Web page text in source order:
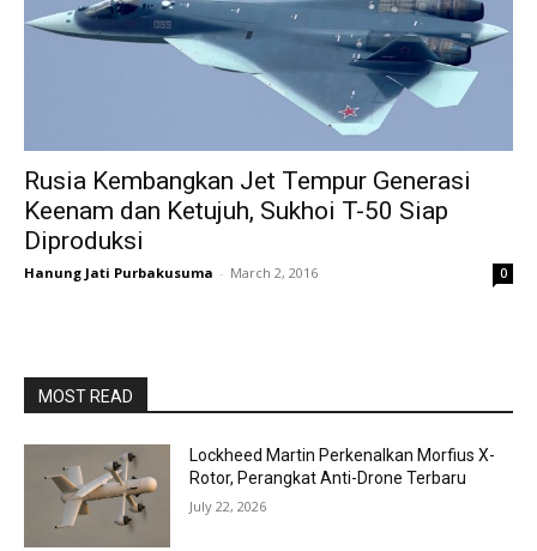
Rusia Kembangkan Jet Tempur Generasi
Keenam dan Ketujuh, Sukhoi T-50 Siap
Diproduksi
Hanung Jati Purbakusuma - March 2, 2016 0
MOST READ
Lockheed Martin Perkenalkan Morfius X-
Rotor, Perangkat Anti-Drone Terbaru
July 22, 2026